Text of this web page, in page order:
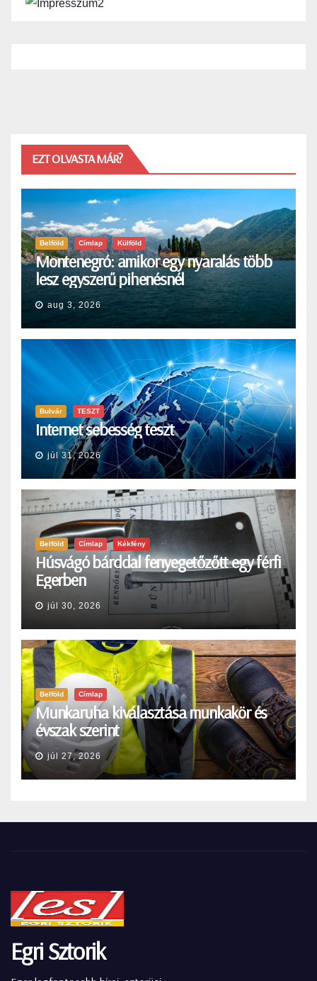
EZT OLVASTA MÁR?
Belföld Címlap Külföld
Montenegró: amikor egy nyaralás több
lesz egyszerű pihenésnél
aug 3, 2026
Bulvár TESZT
Internet sebesség teszt
júl 31, 2026
Belföld Címlap Kékfény
Húsvágó bárddal fenyegetőzőtt egy férfi
Egerben
júl 30, 2026
Belföld Címlap
Munkaruha kiválasztása munkakör és
évszak szerint
júl 27, 2026
Egri Sztorik